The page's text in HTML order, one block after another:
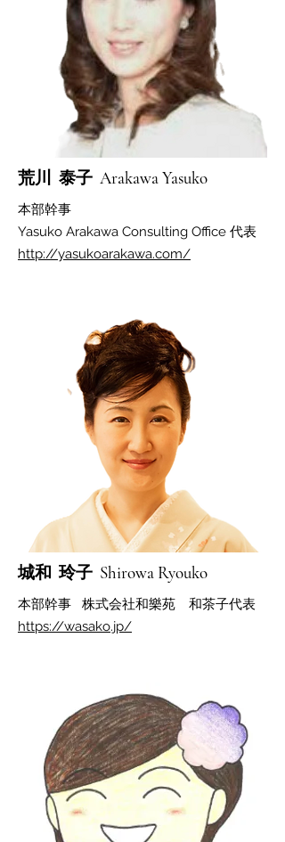
​荒川 泰子 Arakawa Yasuko
本部幹事
Yasuko Arakawa Consulting Office 代表
http://yasukoarakawa.com/
​城和 玲子 Shirowa Ryouko
​本部幹事 株式会社和樂苑 和茶子代表​
https://wasako.jp/